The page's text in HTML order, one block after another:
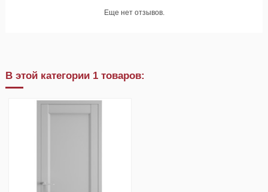
Еще нет отзывов.
В этой категории 1 товаров: